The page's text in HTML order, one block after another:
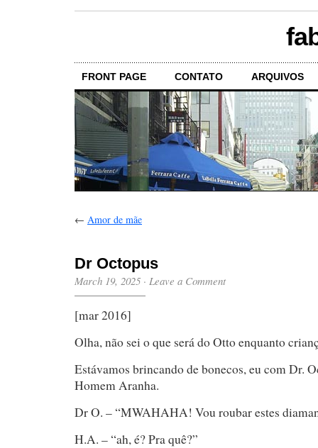
FRONT PAGE CONTATO ARQUIVOS
← Amor de mãe
Dr Octopus
March 19, 2025 · Leave a Comment
[mar 2016]
Olha, não sei o que será do Otto enquanto
Estávamos brincando de bonecos, eu com Dr.
Homem Aranha.
Dr O. – “MWAHAHA! Vou roubar estes
H.A. – “ah, é? Pra quê?”